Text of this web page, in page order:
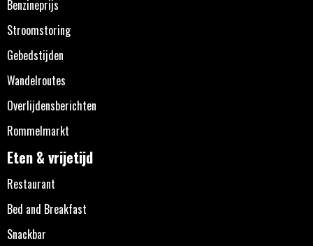
Benzineprijs
Stroomstoring
Gebedstijden
Wandelroutes
Overlijdensberichten
Rommelmarkt
Eten & vrijetijd
Restaurant
Bed and Breakfast
Snackbar